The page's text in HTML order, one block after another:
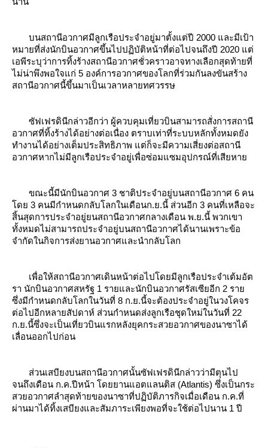
บนสถานีอวกาศมีลูกเรือประจำอยู่มาตั้งแต่ปี 2000 และมีเป้า
หมายที่ส่งนักบินอวกาศขึ้นไปปฏิบัติหน้าที่ต่อไปจนถึงปี 2020 แต่
เอพีระบุว่าการทิ้งร้างสถานีอวกาศชั่วคราวอาจทางเลือกสุดท้ายที่
ไม่น่าพึงพอใจแก่ 5 องค์การอวกาศของโลกที่ร่วมกันลงขันสร้าง
สถานีอวกาศนี้ขึ้นมาเป็นเวลาหลายทศวรรษ
ซัฟเฟรดินีกล่าวอีกว่า ผู้ควบคุมเที่ยวบินสามารถสั่งการสถานี
อวกาศที่ทิ้งร้างได้อย่างต่อเนื่อง ตราบเท่าที่ระบบหลักทั้งหมดยัง
ทำงานได้อย่างเต็มประสิทธิภาพ แต่ก็จะมีความเสี่ยงต่อสถานี
อวกาศหากไม่มีลูกเรือประจำอยู่เพื่อซ่อมแซมอุปกรณ์ที่เสียหา
ขณะนี้มีนักบินอวกาศ 3 ชาติประจำอยู่บนสถานีอวกาศ 6 คน
ดย 3 คนมีกำหนดกลับโลกในเดือนก.ย.นี้ ส่วนอีก 3 คนที่เหลือจะ
สิ้นสุดการประจำอยู่ยนสถานีอวกาศกลางเดือน พ.ย.นี้ พวกเขา
ทั้งหมดไม่สามารถประจำอยู่บนสถานีอวกาศได้นานเพราะข้อ
จำกัดในกิจการส่งยานอวกาศและนำกลับโลก
เพื่อให้สถานีอวกาศเดินหน้าต่อไปโดยมีลูกเรือประจำเต้มอัต
รา นักบินอวกาศสหรัฐ 1 รายและนักบินอวกาศรัสเซียอีก 2 รา
ซึ่งมีกำหนดกลับโลกในวันที่ 8 ก.ย.นี้จะต้องประจำอยู่ในวงโคจร
ต่อไปอีกหลายสัปดาห์ ส่วนกำหนดส่งลูกเรือชุดใหม่ในวันที่ 22
ก.ย.นี้ซึ่งจะเป็นเที่ยวบินแรกหลังยุคกระสวยอวกาศของนาซาได้
เลื่อนออกไปก่อน
ส่วนเสบียงบนสถานีอวกาศนั้นซัฟเฟรดินีกล่าวว่ามีตุนไป
จนถึงเดือน ก.ค.ปีหน้า โดยยานแอตแลนติส (Atlantis) ซึ่งเป็นกระ
สวยอวกาศลำสุดท้ายของนาซาที่ปฏิบัติภารกิจเมื่อเดือน ก.ค.ที่
ผ่านมาได้ทิ้งเสบียงและสัมภาระเพียงพอที่จะใช้ต่อไปนาน 1 ปี